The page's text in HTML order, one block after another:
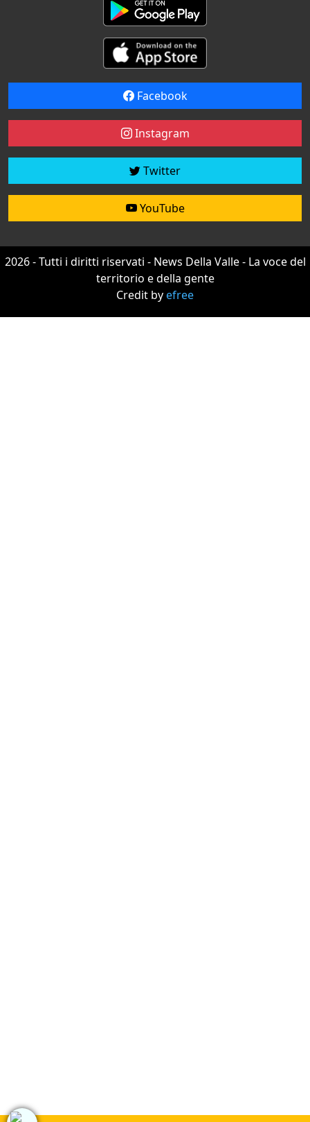
Facebook
Instagram
Twitter
YouTube
2026 - Tutti i diritti riservati - News Della Valle - La voce del
territorio e della gente
Credit byefree